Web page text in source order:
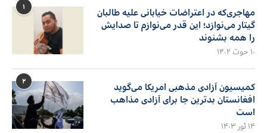
۱
مهاجری‌که در اعتراضات خیابانی علیه طالبان
گیتار می‌نوازد؛ این قدر می‌نوازم تا صدایش
را همه بشنوند
۱۰ حوت ۱۴۰۲
۲
کمیسیون آزادی مذهبی امریکا می‌گوید
افغانستان بدترین جا برای آزادی مذاهب
است
۱۴ ثور ۱۴۰۳